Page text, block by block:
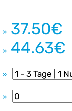
» 37.50€
» 44.63€
»
»